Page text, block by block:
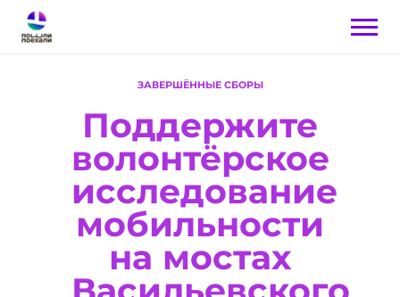
ЗАВЕРШЁННЫЕ СБОРЫ
Поддержите
волонтёрское
исследование
мобильности
на мостах